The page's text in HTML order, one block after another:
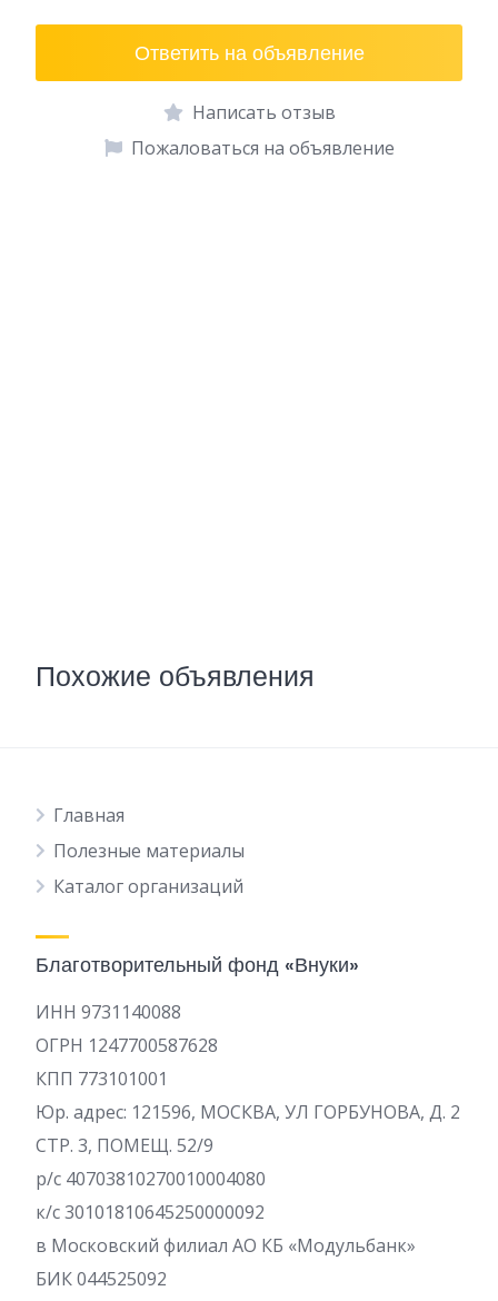
Ответить на объявление
Написать отзыв
Пожаловаться на объявление
Похожие объявления
Главная
Полезные материалы
Каталог организаций
Благотворительный фонд «Внуки»
ИНН 9731140088
ОГРН 1247700587628
КПП 773101001
Юр. адрес: 121596, МОСКВА, УЛ ГОРБУНОВА, Д. 2
СТР. 3, ПОМЕЩ. 52/9
р/c 40703810270010004080
к/с 30101810645250000092
в Московский филиал АО КБ «Модульбанк»
БИК 044525092